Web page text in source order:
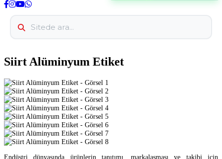
Siirt Alüminyum Etiket
Endüstri dünyasında ürünlerin tanıtımı, markalaşması ve takibi için